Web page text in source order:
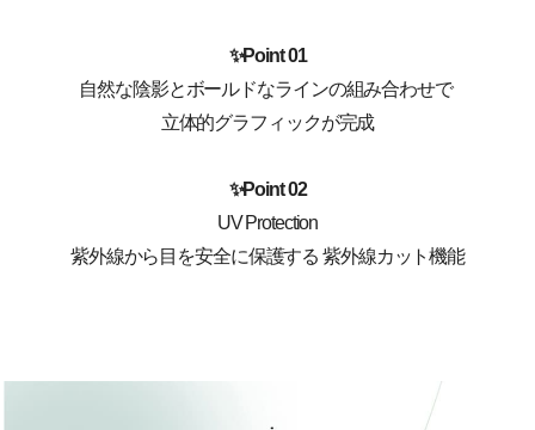
✨Point 01
自然な陰影とボールドなラインの組み合わせで
立体的グラフィックが完成
✨Point 02
UV Protection
紫外線から目を安全に保護する 紫外線カット機能